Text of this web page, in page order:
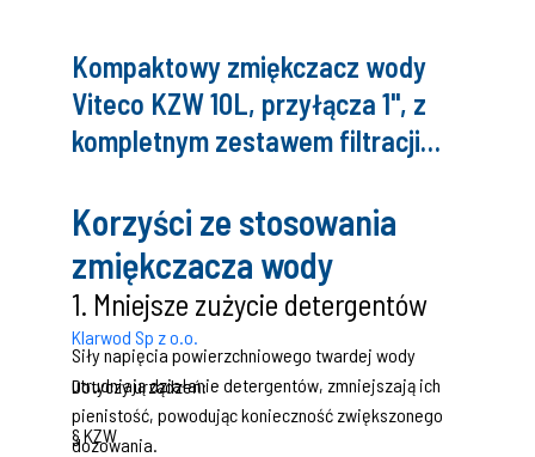
Kompaktowy zmiękczacz wody
Viteco KZW 10L, przyłącza 1", z
kompletnym zestawem filtracji
twardości wody
Korzyści ze stosowania
zmiękczacza wody
1. Mniejsze zużycie detergentów
Siły napięcia powierzchniowego twardej wody
utrudniają działanie detergentów, zmniejszają ich
pienistość, powodując konieczność zwiększonego
dozowania.
Klarwod Sp z o.o.
Dotyczy urządzeń:
§ KZW